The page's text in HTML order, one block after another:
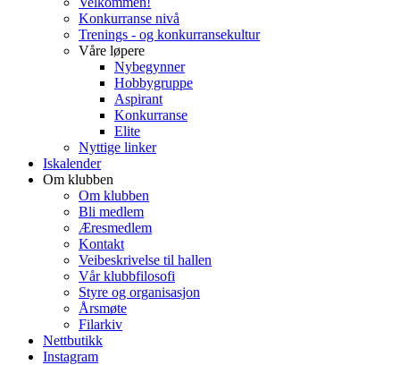
Konkurranse nivå
Trenings - og konkurransekultur
Våre løpere
Nybegynner
Hobbygruppe
Aspirant
Konkurranse
Elite
Nyttige linker
Iskalender
Om klubben
Om klubben
Bli medlem
Æresmedlem
Kontakt
Veibeskrivelse til hallen
Vår klubbfilosofi
Styre og organisasjon
Årsmøte
Filarkiv
Nettbutikk
Instagram